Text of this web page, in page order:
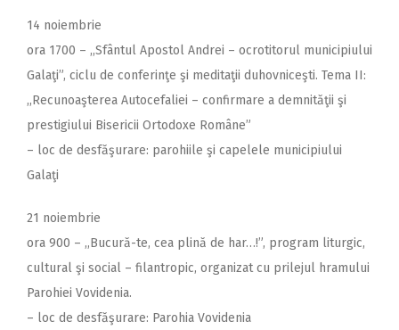
14 noiembrie
ora 1700 – ,,Sfântul Apostol Andrei – ocrotitorul municipiului
Galaţi”, ciclu de conferinţe şi meditaţii duhovniceşti. Tema II:
,,Recunoaşterea Autocefaliei – confirmare a demnităţii şi
prestigiului Bisericii Ortodoxe Române”
– loc de desfăşurare: parohiile şi capelele municipiului
Galaţi
21 noiembrie
ora 900 – ,,Bucură-te, cea plină de har…!”, program liturgic,
cultural şi social – filantropic, organizat cu prilejul hramului
Parohiei Vovidenia.
– loc de desfăşurare: Parohia Vovidenia